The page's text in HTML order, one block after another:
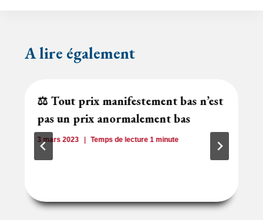
A lire également
⚖️ Tout prix manifestement bas n’est
pas un prix anormalement bas
3 mars 2023 Temps de lecture 1minute